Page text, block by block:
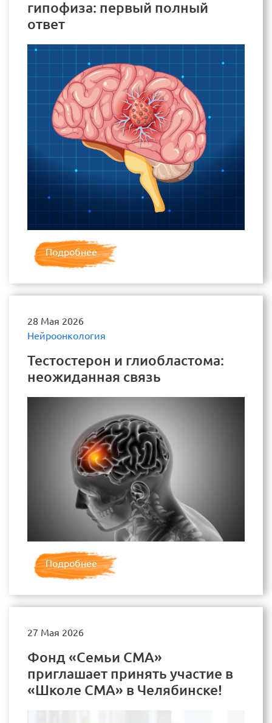
гипофиза: первый полный
ответ
Подробнее
28 Мая 2026
Нейроонкология
Тестостерон и глиобластома:
неожиданная связь
Подробнее
27 Мая 2026
Фонд «Семьи СМА»
приглашает принять участие в
«Школе СМА» в Челябинске!